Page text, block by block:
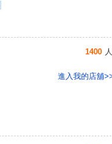
進入我的店舖
1400 人